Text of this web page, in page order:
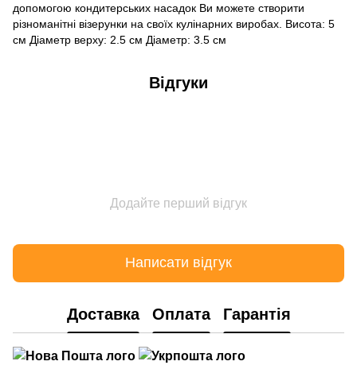
допомогою кондитерських насадок Ви можете створити
різноманітні візерунки на своїх кулінарних виробах. Висота: 5
см Діаметр верху: 2.5 см Діаметр: 3.5 см
Відгуки
Додайте перший відгук
Написати відгук
Доставка Оплата Гарантія